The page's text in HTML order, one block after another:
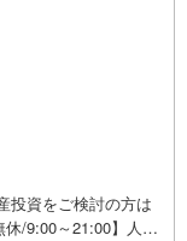
投資をご検討の方は
/9:00～21:00】人気